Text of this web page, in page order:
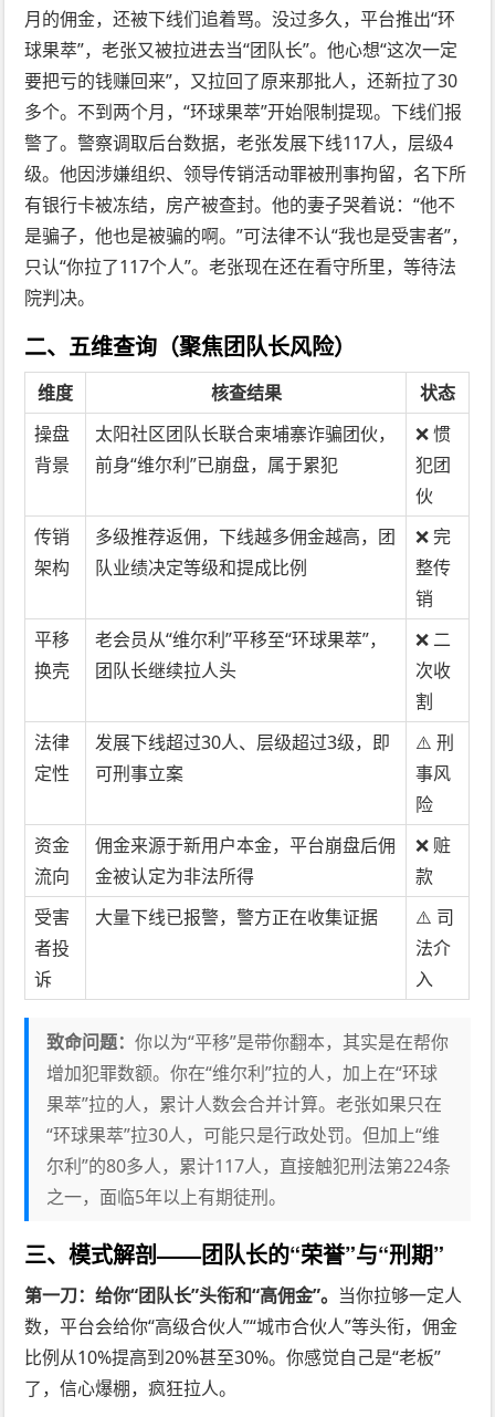
月的佣金，还被下线们追着骂。没过多久，平台推出“环
球果萃”，老张又被拉进去当“团队长”。他心想“这次一定
要把亏的钱赚回来”，又拉回了原来那批人，还新拉了30
多个。不到两个月，“环球果萃”开始限制提现。下线们报
警了。警察调取后台数据，老张发展下线117人，层级4
级。他因涉嫌组织、领导传销活动罪被刑事拘留，名下所
有银行卡被冻结，房产被查封。他的妻子哭着说：“他不
是骗子，他也是被骗的啊。”可法律不认“我也是受害者”，
只认“你拉了117个人”。老张现在还在看守所里，等待法
院判决。
二、五维查询（聚焦团队长风险）
维度 核查结果
状态
操盘
背景
太阳社区团队长联合柬埔寨诈骗团伙，
前身“维尔利”已崩盘，属于累犯
❌ 惯
犯团
伙
传销
架构
多级推荐返佣，下线越多佣金越高，团
队业绩决定等级和提成比例
❌ 完
整传
销
平移
换壳
老会员从“维尔利”平移至“环球果萃”，
团队长继续拉人头
❌ 二
次收
割
法律
定性
发展下线超过30人、层级超过3级，即
可刑事立案
⚠️ 刑
事风
险
资金
流向
佣金来源于新用户本金，平台崩盘后佣
金被认定为非法所得
❌ 赃
款
受害
者投
诉
大量下线已报警，警方正在收集证据
⚠️ 司
法介
入
致命问题：你以为“平移”是带你翻本，其实是在帮你
增加犯罪数额。你在“维尔利”拉的人，加上在“环球
果萃”拉的人，累计人数会合并计算。老张如果只在
“环球果萃”拉30人，可能只是行政处罚。但加上“维
尔利”的80多人，累计117人，直接触犯刑法第224条
之一，面临5年以上有期徒刑。
三、模式解剖——团队长的“荣誉”与“刑期”
第一刀：给你“团队长”头衔和“高佣金”。 当你拉够一定人
数，平台会给你“高级合伙人”“城市合伙人”等头衔，佣金
比例从10%提高到20%甚至30%。你感觉自己是“老板”
了，信心爆棚，疯狂拉人。